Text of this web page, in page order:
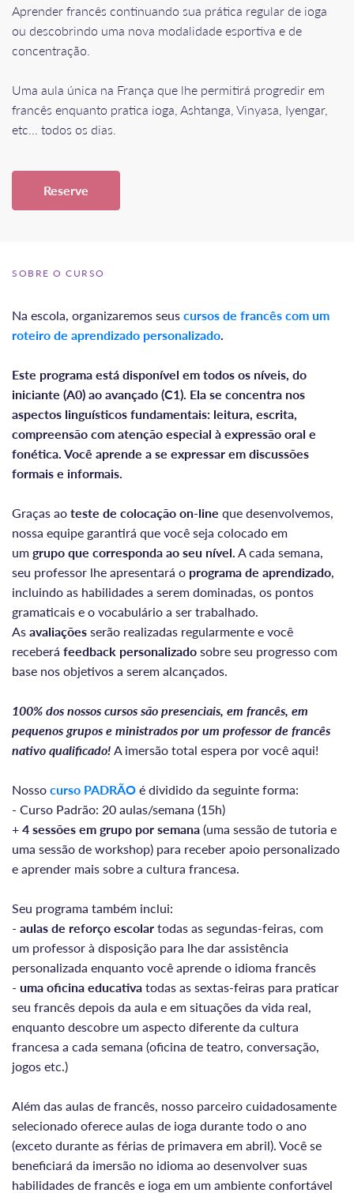
Aprender francês continuando sua prática regular de ioga
ou descobrindo uma nova modalidade esportiva e de
concentração.
Uma aula única na França que lhe permitirá progredir em
francês enquanto pratica ioga, Ashtanga, Vinyasa, Iyengar,
etc... todos os dias.
Reserve
SOBRE O CURSO
Na escola, organizaremos seuscursos de francês com um
roteiro de aprendizado personalizado.
Este programa está disponível em todos os níveis, do
iniciante (A0) ao avançado (C1). Ela se concentra nos
aspectos linguísticos fundamentais: leitura, escrita,
compreensão com atenção especial à expressão oral e
fonética. Você aprende a se expressar em discussões
formais e informais.
Graças aoteste de colocação on-line que desenvolvemos,
nossa equipe garantirá que você seja colocado em
umgrupo que corresponda ao seu nível.A cada semana,
seu professor lhe apresentará o programa de aprendizado,
incluindo as habilidades a serem dominadas, os pontos
gramaticais e o vocabulário a ser trabalhado.
Asavaliaçõesserão realizadas regularmente e você
receberá feedback personalizadosobre seu progresso com
base nos objetivos a serem alcançados.
100% dos nossos cursos são presenciais, em francês, em
pequenos grupos e ministrados por um professor de francês
nativo qualificado!A imersão total espera por você aqui!
Nossocurso PADRÃOé dividido da seguinte forma:
- Curso Padrão: 20 aulas/semana (15h)
+4 sessões em grupo por semana(uma sessão de tutoria e
uma sessão de workshop) para receber apoio personalizado
e aprender mais sobre a cultura francesa.
Seu programa também inclui:
- aulas de reforço escolartodas as segundas-feiras, com
um professor à disposição para lhe dar assistência
personalizada enquanto você aprende o idioma francês
- uma oficina educativatodas as sextas-feiras para praticar
seu francês depois da aula e em situações da vida real,
enquanto descobre um aspecto diferente da cultura
francesa a cada semana (oficina de teatro, conversação,
jogos etc.)
Além das aulas de francês, nosso parceiro cuidadosamente
selecionado oferece aulas de ioga durante todo o ano
(exceto durante as férias de primavera em abril). Você se
beneficiará da imersão no idioma ao desenvolver suas
habilidades de francês e ioga em um ambiente confortável